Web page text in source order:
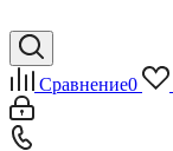
Сравнение0